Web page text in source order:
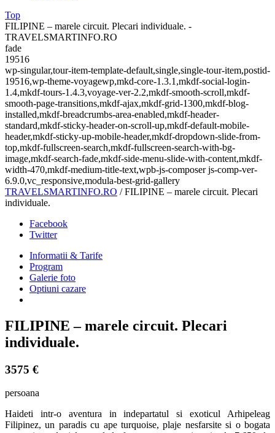
Top
FILIPINE – marele circuit. Plecari individuale. -
TRAVELSMARTINFO.RO
fade
19516
wp-singular,tour-item-template-default,single,single-tour-item,postid-
19516,wp-theme-voyagewp,mkd-core-1.3.1,mkdf-social-login-
1.4,mkdf-tours-1.4.3,voyage-ver-2.2,mkdf-smooth-scroll,mkdf-
smooth-page-transitions,mkdf-ajax,mkdf-grid-1300,mkdf-blog-
installed,mkdf-breadcrumbs-area-enabled,mkdf-header-
standard,mkdf-sticky-header-on-scroll-up,mkdf-default-mobile-
header,mkdf-sticky-up-mobile-header,mkdf-dropdown-slide-from-
top,mkdf-fullscreen-search,mkdf-fullscreen-search-with-bg-
image,mkdf-search-fade,mkdf-side-menu-slide-with-content,mkdf-
width-470,mkdf-medium-title-text,wpb-js-composer js-comp-ver-
6.9.0,vc_responsive,modula-best-grid-gallery
TRAVELSMARTINFO.RO /FILIPINE – marele circuit. Plecari
individuale.
Facebook
Twitter
Informatii & Tarife
Program
Galerie foto
Optiuni cazare
FILIPINE – marele circuit. Plecari
individuale.
3575 €
persoana
Haideti intr-o aventura in indepartatul si exoticul Arhipeleag
Filipinez, un paradis cu ape turquoise, plaje nesfarsite si o bogata